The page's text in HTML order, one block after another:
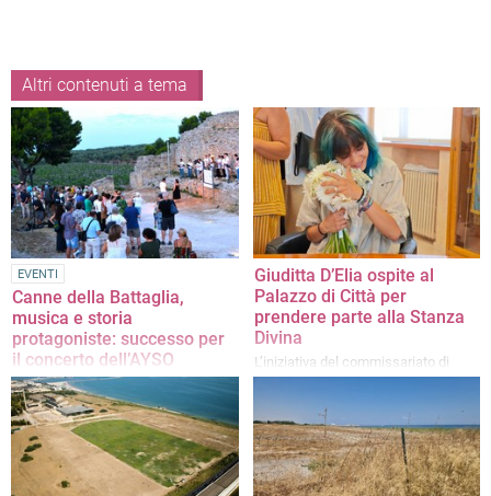
Altri contenuti a tema
EVENTI
Canne della Battaglia,
musica e storia
protagoniste: successo per
il concerto dell’AYSO
Orchestra
Tutto esaurito per l’unico
appuntamento nella BAT della
rassegna “Notturni”
Giuditta D’Elia ospite al
Palazzo di Città per
prendere parte alla Stanza
Divina
L’iniziativa del commissariato di
Barletta a disposizione di Giuditta e
di chiunque ne abbia bisogno:
supporto e protezione a 360° in
maniera gratuita